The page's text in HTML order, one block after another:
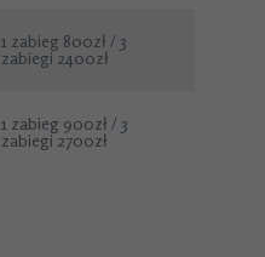
1 zabieg 800zł / 3
zabiegi 2400zł
1 zabieg 900zł / 3
zabiegi 2700zł